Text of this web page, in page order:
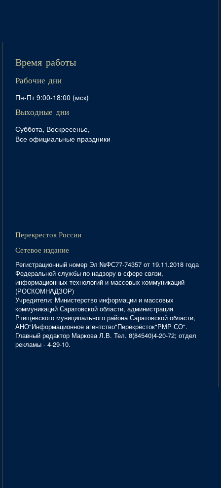
Время работы
Рабочие дни
Пн-Пт 9:00-18:00 (мск)
Выходные дни
Суббота, Воскресенье,
Все официальные праздники
Перекресток России
Сетевое издание
Регистрационный номер Эл №ФС77-74357 от 19.11.2018 года
Федеральной службы по надзору в сфере связи,
информационных технологий и массовых коммуникаций
(РОСКОМНАДЗОР)
Учредители: Министерство информации и массовых
коммуникаций Саратовской области, администрация
Ртищевского муниципального района Саратовской области,
АНО"Информационное агентство"Перекрёсток"РМР СО".
Главный редактор Маркова Л.В. Тел. 8(84540)4-20-72; отдел
рекламы - 4-29-10.